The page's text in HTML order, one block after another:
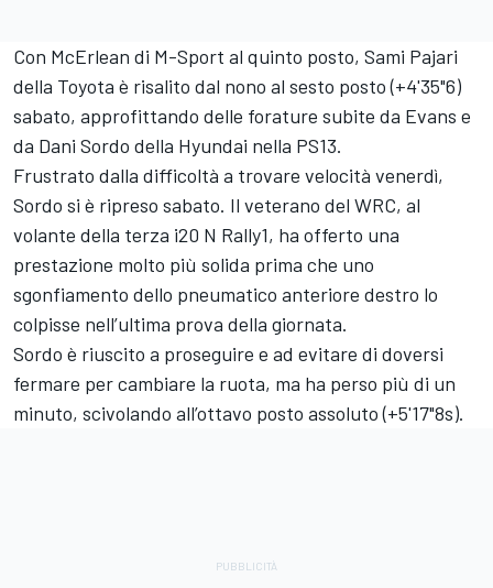
Con McErlean di M-Sport al quinto posto, Sami Pajari
della Toyota è risalito dal nono al sesto posto (+4'35"6)
sabato, approfittando delle forature subite da Evans e
da Dani Sordo della Hyundai nella PS13.
Frustrato dalla difficoltà a trovare velocità venerdì,
Sordo si è ripreso sabato. Il veterano del WRC, al
volante della terza i20 N Rally1, ha offerto una
prestazione molto più solida prima che uno
sgonfiamento dello pneumatico anteriore destro lo
colpisse nell’ultima prova della giornata.
Sordo è riuscito a proseguire e ad evitare di doversi
fermare per cambiare la ruota, ma ha perso più di un
minuto, scivolando all’ottavo posto assoluto (+5'17"8s).